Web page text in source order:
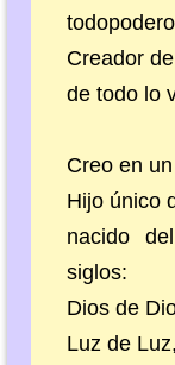
Creador
de todo lo
Creo en
Hijo único
nacido
siglos:
Dios de
Luz de Luz,